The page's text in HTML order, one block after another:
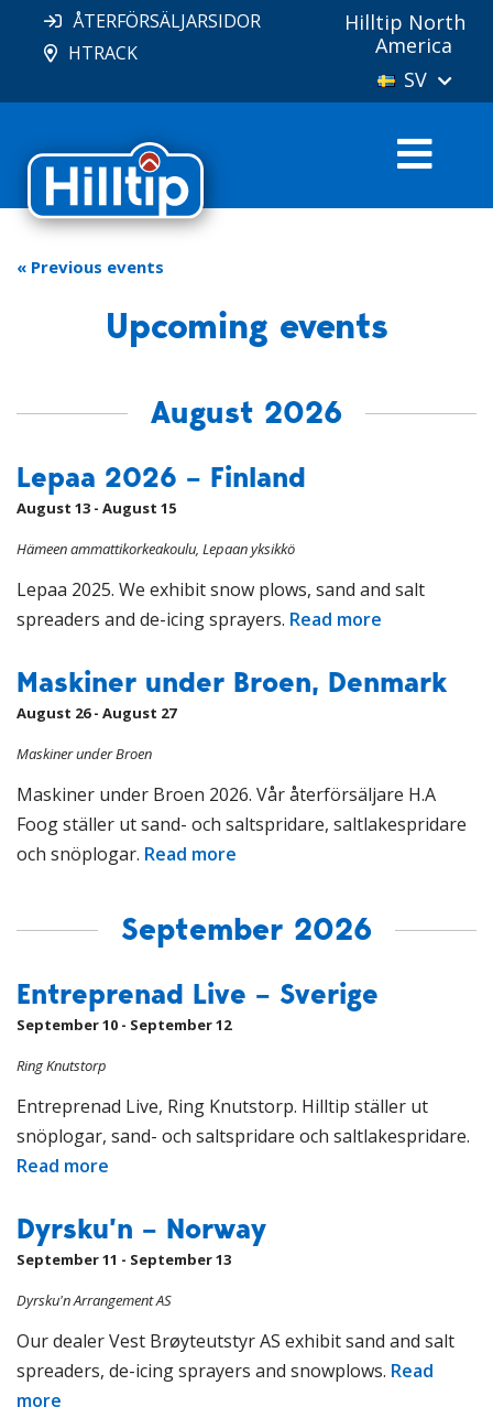
ÅTERFÖRSÄLJARSIDOR
HTRACK
Hilltip North
America
SV
« Previous events
Upcoming events
August 2026
Lepaa 2026 – Finland
August 13 - August 15
Hämeen ammattikorkeakoulu, Lepaan yksikkö
Lepaa 2025. We exhibit snow plows, sand and salt
spreaders and de-icing sprayers. Read more
Maskiner under Broen, Denmark
August 26 - August 27
Maskiner under Broen
Maskiner under Broen 2026. Vår återförsäljare H.A
Foog ställer ut sand- och saltspridare, saltlakespridare
och snöplogar. Read more
September 2026
Entreprenad Live – Sverige
September 10 - September 12
Ring Knutstorp
Entreprenad Live, Ring Knutstorp. Hilltip ställer ut
snöplogar, sand- och saltspridare och saltlakespridare.
Read more
Dyrsku’n – Norway
September 11 - September 13
Dyrsku'n Arrangement AS
Our dealer Vest Brøyteutstyr AS exhibit sand and salt
spreaders, de-icing sprayers and snowplows. Read
more